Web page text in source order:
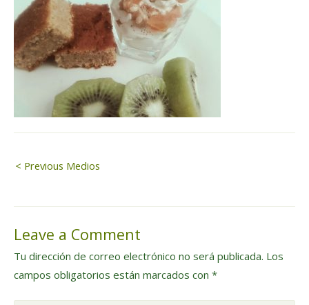
Navegación
de
entradas
< Previous Medios
Leave a Comment
Tu dirección de correo electrónico no será publicada. Los
campos obligatorios están marcados con *